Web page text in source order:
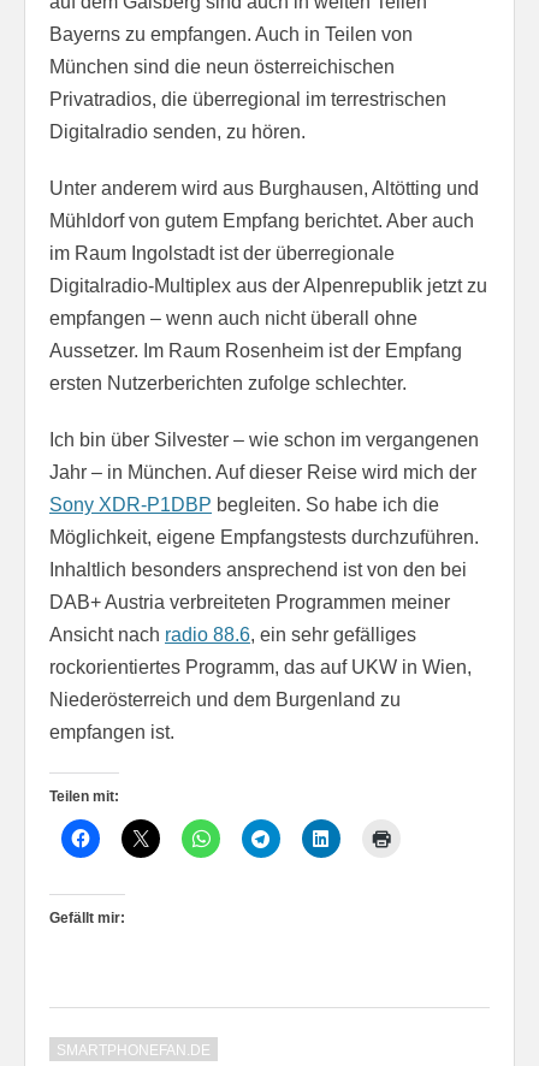
Bayerns zu empfangen. Auch in Teilen von
München sind die neun österreichischen
Privatradios, die überregional im terrestrischen
Digitalradio senden, zu hören.
Unter anderem wird aus Burghausen, Altötting und
Mühldorf von gutem Empfang berichtet. Aber auch
im Raum Ingolstadt ist der überregionale
Digitalradio-Multiplex aus der Alpenrepublik jetzt zu
empfangen – wenn auch nicht überall ohne
Aussetzer. Im Raum Rosenheim ist der Empfang
ersten Nutzerberichten zufolge schlechter.
Ich bin über Silvester – wie schon im vergangenen
Jahr – in München. Auf dieser Reise wird mich der
Sony XDR-P1DBP begleiten. So habe ich die
Möglichkeit, eigene Empfangstests durchzuführen.
Inhaltlich besonders ansprechend ist von den bei
DAB+ Austria verbreiteten Programmen meiner
Ansicht nach radio 88.6, ein sehr gefälliges
rockorientiertes Programm, das auf UKW in Wien,
Niederösterreich und dem Burgenland zu
empfangen ist.
Teilen mit:
Gefällt mir:
SMARTPHONEFAN.DE